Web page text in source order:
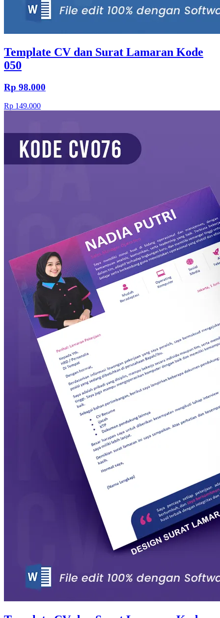
Template CV dan Surat Lamaran Kode
050
Rp 98.000
Rp 149.000